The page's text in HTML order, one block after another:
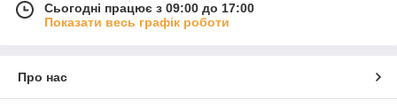
Сьогодні працює з 09:00 до 17:00
Показати весь графік роботи
Про нас